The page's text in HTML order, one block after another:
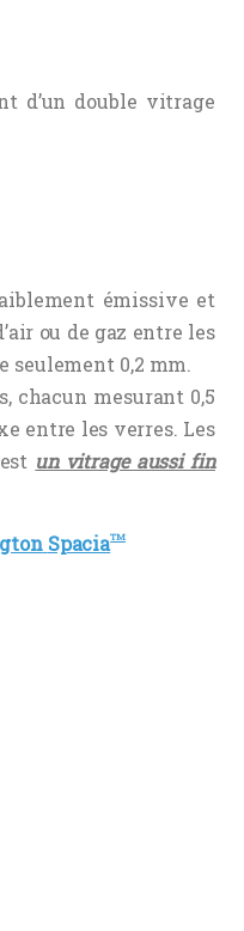
d’un double vitrage
émissive et
ou de gaz entre les
seulement 0,2 mm.
chacun mesurant 0,5
entre les verres. Les
un vitrage aussi fin
SpaciaTM